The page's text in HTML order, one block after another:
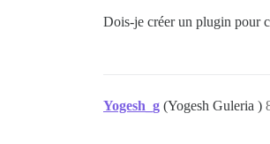
Dois-je créer un plugin pour
Yogesh_g (Yogesh Guleria )